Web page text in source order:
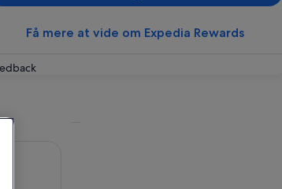
Få mere at vide om Expedia Rewards